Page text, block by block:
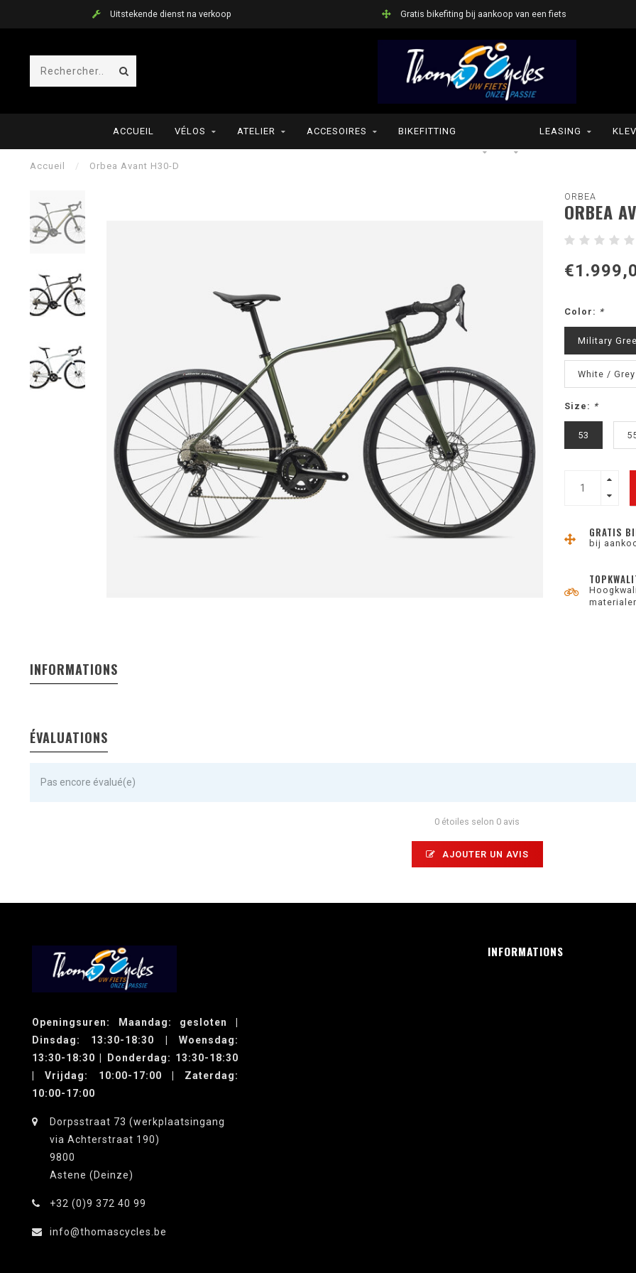
Uitstekende dienst na verkoop Gratis bikefiting bij aankoop van een fiets
ACCUEIL VÉLOS ATELIER ACCESOIRES BIKEFITTING LEASING
Accueil / Orbea Avant H30-D
ORBEA
ORBEA
Color: *
Military
White /
Size: *
53
GRATIS
bij
INFORMATIONS
ÉVALUATIONS
Pas encore évalué(e)
0 étoiles selon 0 avis
AJOUTER UN AVIS
Openingsuren: Maandag: gesloten |
Dinsdag: 13:30-18:30 | Woensdag:
13:30-18:30 | Donderdag: 13:30-18:30
| Vrijdag: 10:00-17:00 | Zaterdag:
10:00-17:00
Dorpsstraat 73 (werkplaatsingang
via Achterstraat 190)
9800
Astene (Deinze)
+32 (0)9 372 40 99
info@thomascycles.be
INFORMATIONS